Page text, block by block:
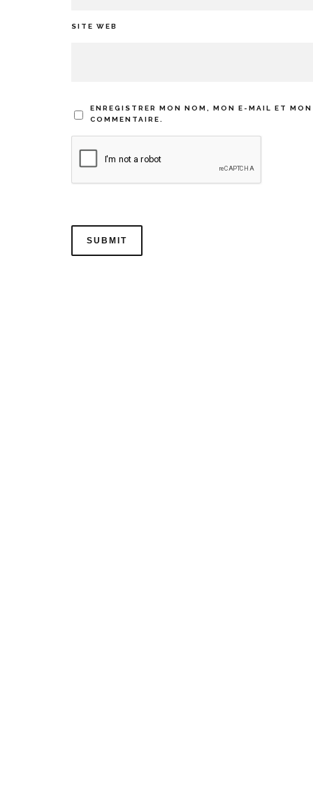
SITE WEB
ENREGISTRER MON NOM, MON E-MAIL ET
COMMENTAIRE.